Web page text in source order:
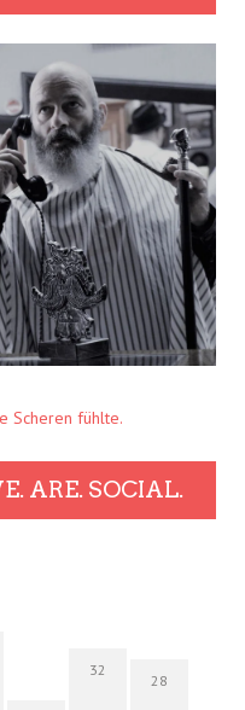
Scheren fühlte.
ARE. SOCIAL.
32
28